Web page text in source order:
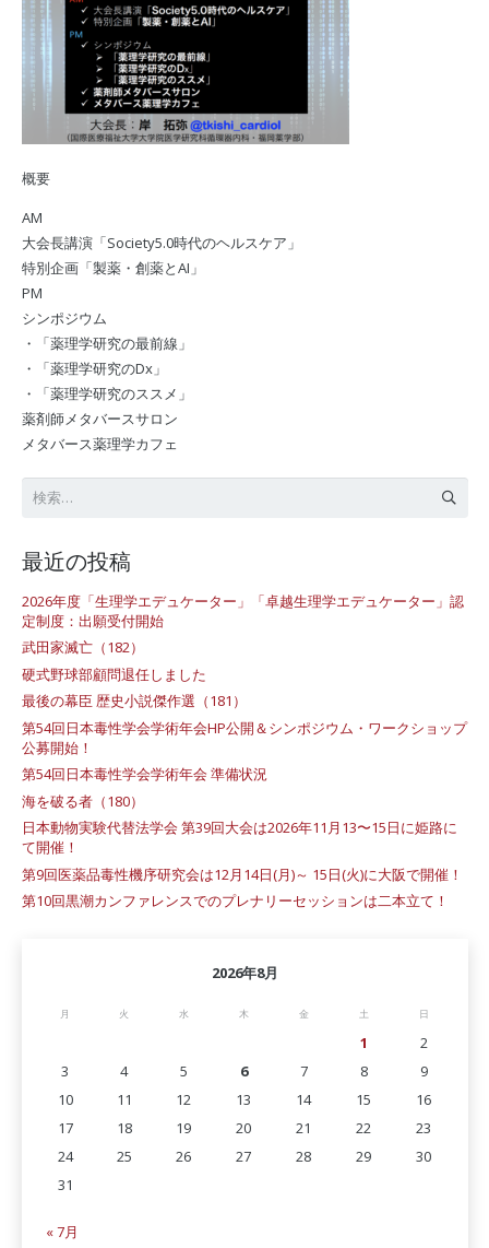
概要
AM
⼤会⻑講演「Society5.0時代のヘルスケア」
特別企画「製薬・創薬とAI」
PM
シンポジウム
・「薬理学研究の最前線」
・「薬理学研究のDx」
・「薬理学研究のススメ」
薬剤師メタバースサロン
メタバース薬理学カフェ
最近の投稿
2026年度「生理学エデュケーター」「卓越生理学エデュケーター」認
定制度：出願受付開始
武田家滅亡（182）
硬式野球部顧問退任しました
最後の幕臣 歴史小説傑作選（181）
第54回日本毒性学会学術年会HP公開＆シンポジウム・ワークショップ
公募開始！
第54回日本毒性学会学術年会 準備状況
海を破る者（180）
日本動物実験代替法学会 第39回大会は2026年11月13〜15日に姫路に
て開催！
第9回医薬品毒性機序研究会は12月14日(月)～ 15日(火)に大阪で開催！
第10回黒潮カンファレンスでのプレナリーセッションは二本立て！
2026年8月
月 火 水 木 金 土 日
1
2
3
4 5 6 7 8
9
10
11 12 13 14 15
16
17
18 19 20 21 22
23
24
25 26 27 28 29
30
31
« 7月